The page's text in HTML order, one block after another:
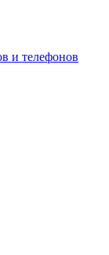
и телефонов